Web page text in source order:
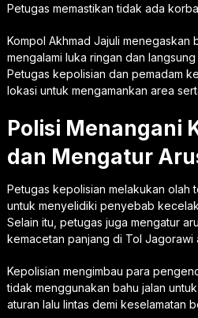
Petugas memastikan tidak ada
Kompol Akhmad Jajuli menegaskan
mengalami luka ringan dan
Petugas kepolisian dan pemadam
lokasi untuk mengamankan area
Polisi Menangani
dan Mengatur
Petugas kepolisian melakukan olah
untuk menyelidiki penyebab
Selain itu, petugas juga mengatur
kemacetan panjang di Tol Jagorawi
Kepolisian mengimbau para
tidak menggunakan bahu jalan
aturan lalu lintas demi keselamatan